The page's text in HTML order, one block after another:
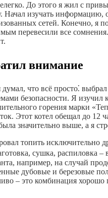
До этого я жил с
Начал изучать
сетей. Конечно,
перевесили все
внимание
что всё просто⁚
безопасности. Я
горения марки
Этот котел обещал до
значительно выше, а я
топить исключительно
сушка,
например, на случай
дубовые и березовые
– это комбинация